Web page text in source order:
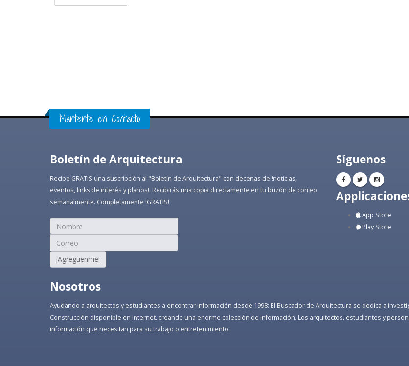
Mantente en Contacto
Boletín de Arquitectura
Recibe GRATIS una suscripción al "Boletín de Arquitectura" con decenas de !noticias,
eventos, links de interés y planos!. Recibirás una copia directamente en tu buzón de correo
semanalmente. Completamente !GRATIS!
¡Agreguenme!
Síguenos
App Store
Play Store
Nosotros
Ayudando a arquitectos y estudiantes a encontrar información desde 1998: El Buscador de Arquitectura se dedica a
Construcción disponible en Internet, creando una enorme colección de información. Los arquitectos, estudiantes y
información que necesitan para su trabajo o entretenimiento.